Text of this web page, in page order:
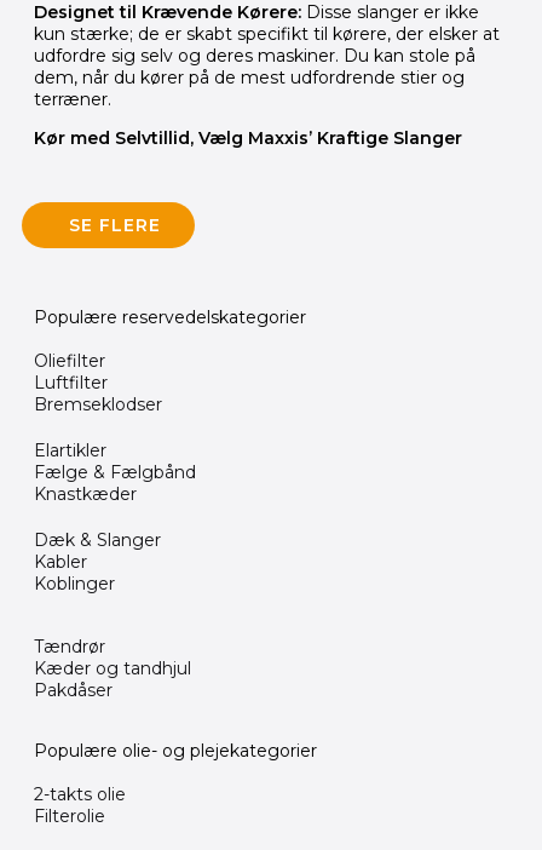
Designet til Krævende Kørere: Disse slanger er ikke
kun stærke; de er skabt specifikt til kørere, der elsker at
udfordre sig selv og deres maskiner. Du kan stole på
dem, når du kører på de mest udfordrende stier og
terræner.
Kør med Selvtillid, Vælg Maxxis’ Kraftige Slanger
SE FLERE
Populære reservedelskategorier
Oliefilter
Luftfilter
Bremseklodser
Elartikler
Fælge & Fælgbånd
Knastkæder
Dæk & Slanger
Kabler
Koblinger
Tændrør
Kæder og tandhjul
Pakdåser
Populære olie- og plejekategorier
2-takts olie
Filterolie